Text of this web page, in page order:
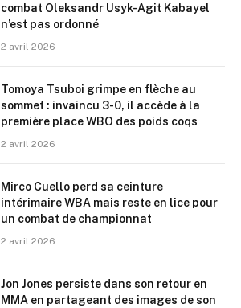
combat Oleksandr Usyk-Agit Kabayel
n’est pas ordonné
2 avril 2026
Tomoya Tsuboi grimpe en flèche au
sommet : invaincu 3-0, il accède à la
première place WBO des poids coqs
2 avril 2026
Mirco Cuello perd sa ceinture
intérimaire WBA mais reste en lice pour
un combat de championnat
2 avril 2026
Jon Jones persiste dans son retour en
MMA en partageant des images de son